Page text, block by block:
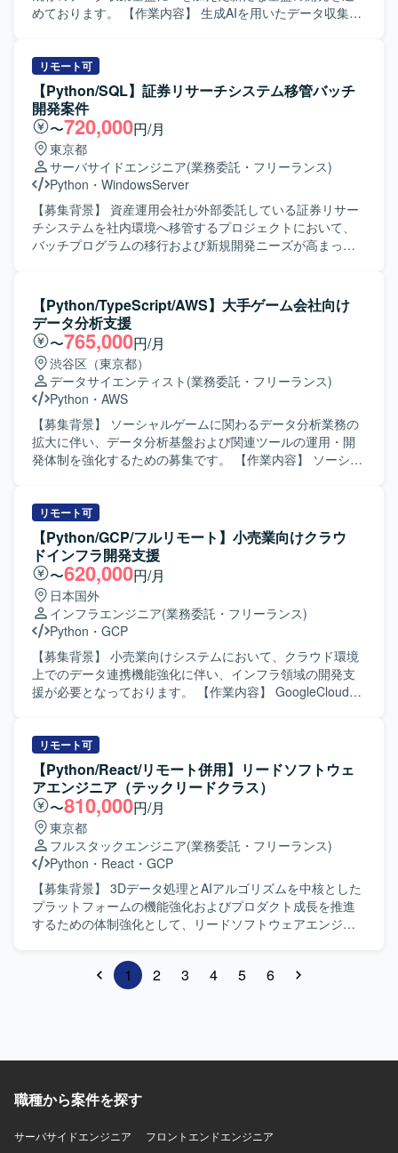
務を通じて習得・強化することができます。障害対応から
境】 AI Agent技術とクラウド環境を組み合わせたインフラ
自動化基盤を対象とし、Pythonを用いたIaC生成や自動化処
理の実装・検証を行う開発環境を想定しております。
めております。 【作業内容】 生成AIを用いたデータ収集の
ビティの作成や、関連する処理ロジックの実装・改修を行
っていただきます。 【求める人物像】 自発的に調査や検証
を進められる方を求めております。 また、関係者と積極的
にコミュニケーションを取りながら業務を推進いただける
方を歓迎いたします。 【ポジションの魅力】 生成AIを活用
したデータ収集基盤の構築に携わることで、最新技術を用
いた業務自動化の知見を深めていただけます。 証券系シス
テムにおけるデータ活用やサーバレスアーキテクチャのノ
ウハウも獲得いただけます。 【開発環境】 Pythonおよび
AWSサーバレスサービス（AWS Lambda、StepFunctions、
DynamoDB等）を用いた開発となります。
リモート可
【Python/SQL】証券リサーチシステム移管バッチ
開発案件
〜720,000円/月
東京都
サーバサイドエンジニア(業務委託・フリーランス)
Python ・ WindowsServer
【募集背景】 資産運用会社が外部委託している証券リサー
チシステムを社内環境へ移管するプロジェクトにおいて、
バッチプログラムの移行および新規開発ニーズが高まって
ます。具体的には、Linuxサーバー上で稼働しているバッチ
プログラムをWindowsサーバー環境へ移行し、Pythonへの
書き換え作業を行っていただきます。 既存バッチの移行に
加え、移行後システムに必要となる新規バッチの開発も担
当していただきます。移行テストの計画・実施、リリース
作業、移行後の運用対応も含め、一連の開発ライフサイク
ルを通じてご参画いただきます。 【求める人物像】 業務要
件に対して主体的に取り組み、責任感を持って対応してい
ただける方を求めています。進捗状況や成果物、問題発生
時の状況について、適切なタイミングで報告・説明が行え
取り扱う情報の重要性を理解したうえで行動できる方を求
めています。 【ポジションの魅力】 証券リサーチという金
融領域のシステムに携わることで、ドメイン知識と技術ス
キルの両面を高めていただけます。既存システムの移管と
新規バッチ開発の両方を経験できるため、レガシー資産の
理解からモダナイズまで、一連のプロセスを通してスキル
アップが可能です。 PythonやSQLを活用したバッチ開発に
加え、生成AIの活用経験を積む機会もあり、今後のキャリ
ア形成に役立つプロジェクトとなっております。 【開発環
境】 OSはWindows環境をベースとし、PythonおよびSQL
を用いたバッチプログラムの開発を行います。既存のLinux
きます。
【Python/TypeScript/AWS】大手ゲーム会社向け
データ分析支援
〜765,000円/月
渋谷区（東京都）
データサイエンティスト (業務委託・フリーランス)
Python ・ AWS
【募集背景】 ソーシャルゲームに関わるデータ分析業務の
拡大に伴い、データ分析基盤および関連ツールの運用・開
発体制を強化するための募集です。 【作業内容】 ソーシャ
ツールの開発を行っていただきます。 また、データ分析に
関するお問い合わせ対応やトラブルシューティングなども
幅広くご対応いただきます。 【求める人物像】 データ分析
業務や周辺システムの運用・開発に主体的に取り組める方
を求めています。 関係者とコミュニケーションを取りなが
ら課題を整理し、自ら手を動かして改善を進めていける方
が望ましいです。 【ポジションの魅力】 ソーシャルゲーム
に関する多様なデータを扱いながら、分析基盤やツールの
運用・開発を通じてサービス改善に貢献できるポジション
です。 データ分析の上流から下流まで一貫して関わること
で、技術力とドメイン知識の双方を高めていただけます。
の運用・構築を行います。 CI/CDツールとしてJenkinsや
GitHub Actions、プロジェクト管理ツールとしてJiraなどを
利用します。
リモート可
【Python/GCP/フルリモート】小売業向けクラウ
ドインフラ開発支援
〜620,000円/月
日本国外
インフラエンジニア(業務委託・フリーランス)
Python ・ GCP
【募集背景】 小売業向けシステムにおいて、クラウド環境
上でのデータ連携機能強化に伴い、インフラ領域の開発支
援が必要となっております。 【作業内容】 GoogleCloud環
を行っていただきます。 具体的には、対向システムごとの
フォーマットに合わせたファイル連携基盤の設計・構築、
データ取得からファイル作成までの処理を支えるインフラ
の整備、対向システムへのPUSHおよび外部システムからの
PULLに対応するための仕組みの構築などを担当していただ
きます。また、APIとしての提供方式に対応するための環境
構成や関連する設定作業も行っていただきます。 【求める
人物像】 クラウドインフラに関する知見を活かし、要件を
踏まえて自律的に環境構成を検討できる方を求めておりま
す。関係者とのコミュニケーションを取りながら、安定し
たデータ連携基盤の構築に取り組んでいただける方が望ま
した外部システム連携基盤の構築に携わることができ、
GCPを中心としたクラウドインフラの実務経験を深めてい
ただけます。データ処理から連携まで一連の仕組みづくり
用したインフラ構成となります。Dockerイメージを用いた
との連携を行います。
リモート可
【Python/React/リモート併用】リードソフトウェ
アエンジニア（テックリードクラス）
〜810,000円/月
東京都
フルスタックエンジニア(業務委託・フリーランス)
Python ・ React ・ GCP
【募集背景】 3Dデータ処理とAIアルゴリズムを中核とした
プラットフォームの機能強化およびプロダクト成長を推進
するための体制強化として、リードソフトウェアエンジニ
AIアルゴリズムを活用したプラットフォームにおいて、要
件定義から設計・実装、運用まで一貫してご担当いただき
ます。具体的には、React/TypeScriptを用いた3Dモデルビ
を行っていただきます。また、技術的不確実性が高い課題
レビューやCI/CD改善を通じた品質・生産性向上にも携わっ
キテクチャや技術選定に主体的に関わりながら、チームメ
1 2 3 4 5 6
職種から案件を探す
サーバサイドエンジニア
フロントエンドエンジニア